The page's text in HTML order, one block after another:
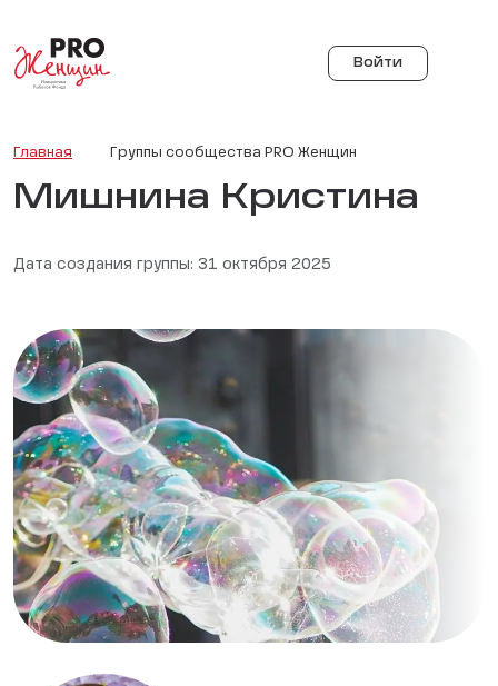
Войти
Главная Группы сообщества PRO Женщин
Мишнина Кристина
Дата создания группы: 31 октября 2025